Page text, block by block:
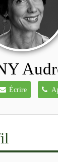
Écrire